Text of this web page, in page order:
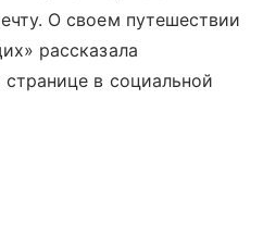
О своем путешествии
рассказала
в социальной